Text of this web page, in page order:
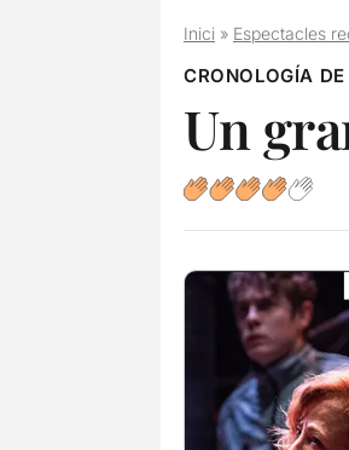
Inici» Espectacles
CRONOLOGÍA
Un